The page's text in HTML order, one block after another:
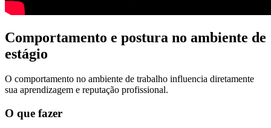
Comportamento e postura no ambiente de
estágio
O comportamento no ambiente de trabalho influencia diretamente
sua aprendizagem e reputação profissional.
O que fazer